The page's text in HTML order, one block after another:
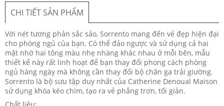
CHI TIẾT SẢN PHẨM
Với nét tương phản sắc sảo, Sorrento mang đến vẻ đẹp hiện đại
cho phòng ngủ của bạn. Có thể đảo ngược và sử dụng cả hai
mặt nhờ hai tông màu nhẹ nhàng khác nhau ở mỗi bên, mẫu
thiết kế này rất linh hoạt để bạn thay đổi phong cách phòng
ngủ hàng ngày mà không cần thay đổi bộ chăn ga trải giường.
Sorrento là bộ sưu tập duy nhất của Catherine Denoual Maison
sử dụng khóa kéo chìm, tạo ra vẻ phẳng trơn, tối giản.
Chất liệu: